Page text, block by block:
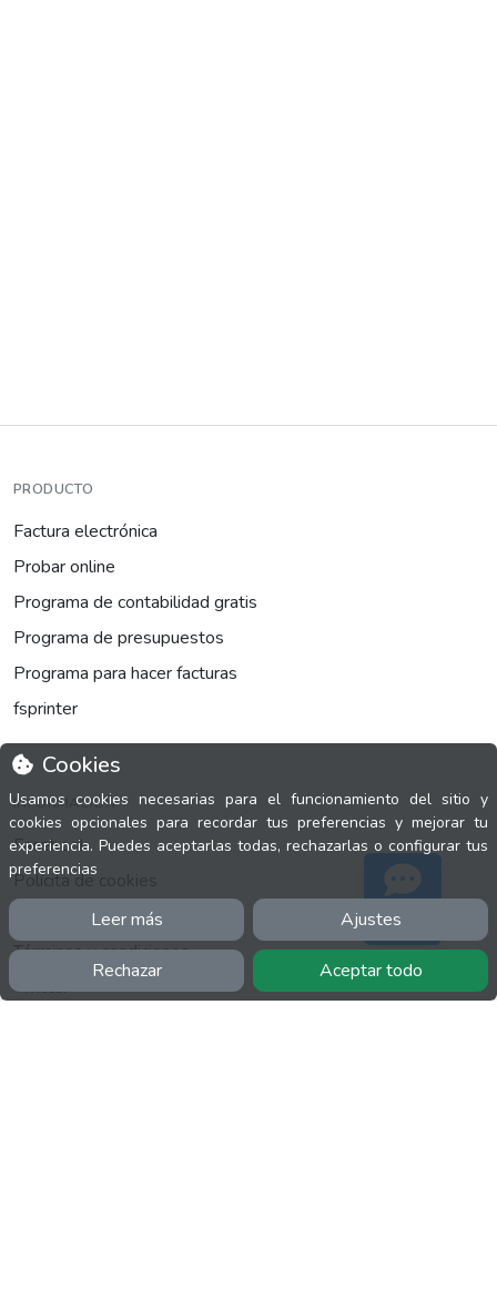
Cookies
Usamos cookies necesarias para el funcionamiento del sitio y
cookies opcionales para recordar tus preferencias y mejorar tu
experiencia. Puedes aceptarlas todas, rechazarlas o configurar tus
preferencias
Leer más Ajustes
Rechazar Aceptar todo
PRODUCTO
Factura electrónica
Probar online
Programa de contabilidad gratis
Programa de presupuestos
Programa para hacer facturas
fsprinter
INFORMACIÓN
Facebook
Polícita de cookies
Política de privacidad
Términos y condiciones
Twitter
Soporte